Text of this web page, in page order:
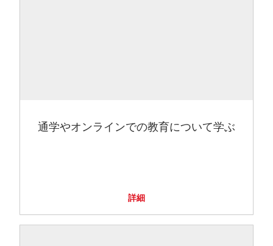
通学やオンラインでの教育について学ぶ
詳細